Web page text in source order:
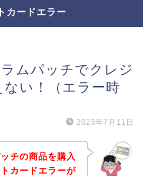
カードエラー
ムパッチでクレジ
い！（エラー時
2023年7月11日
チの商品を購入
カードエラーが